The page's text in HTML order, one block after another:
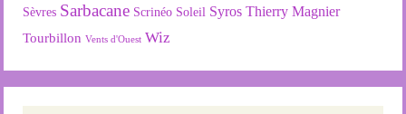
Sèvres Sarbacane Scrinéo Soleil Syros Thierry Magnier
Tourbillon Vents d'Ouest Wiz